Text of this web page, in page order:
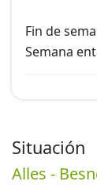
- Juegos de
- Barbacoa
- Leña gratis
Situación
Alles -
Fin de
Semana